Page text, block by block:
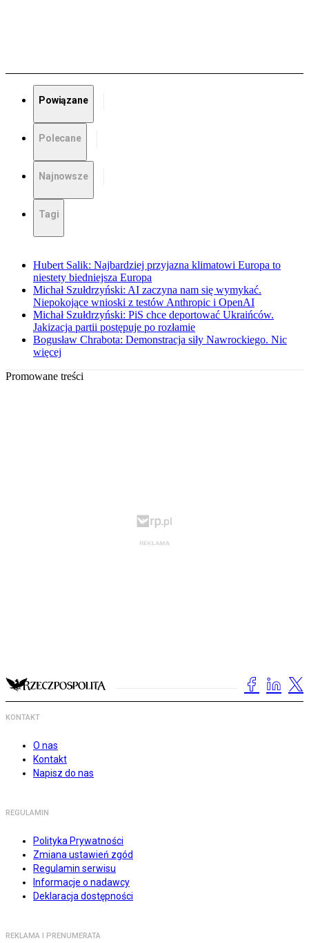
Powiązane
Polecane
Najnowsze
Tagi
Hubert Salik: Najbardziej przyjazna klimatowi Europa to
niestety biedniejsza Europa
Michał Szułdrzyński: AI zaczyna nam się wymykać.
Niepokojące wnioski z testów Anthropic i OpenAI
Michał Szułdrzyński: PiS chce deportować Ukraińców.
Jakizacja partii postępuje po rozłamie
Bogusław Chrabota: Demonstracja siły Nawrockiego. Nic
więcej
Promowane treści
KONTAKT
O nas
Kontakt
Napisz do nas
REGULAMIN
Polityka Prywatności
Zmiana ustawień zgód
Regulamin serwisu
Informacje o nadawcy
Deklaracja dostępności
REKLAMA I PRENUMERATA